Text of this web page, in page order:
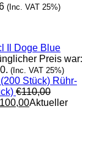
(Inc. VAT 25%)
Il Doge Blue
Preis war:
(Inc. VAT 25%)
Rühr-
€110,00
100,00Aktueller